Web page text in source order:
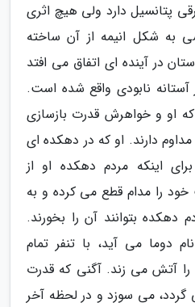
پتانسیل دارد ولی هیچ اثری
به شکل انیمه از آن ساخته
در آینده ای اتفاق می افتد
آستانه نابودی واقع شده است.
او و خواهرش قدرت بازسازی
دارند. او که در دهکده ای
اینکه مردم دهکده او از
را مدام قطع می کرده و به
دهکده بتوانند آن را بخورند.
دوما می آید، با تنفر تمام
آتش می زند. آگنی که قدرت
گردد، می سوزد و در لحظه آخر